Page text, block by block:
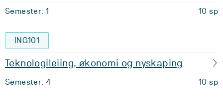
Semester: 1 10 sp
ING101
Teknologileiing, økonomi og nyskaping
Semester: 4 10 sp